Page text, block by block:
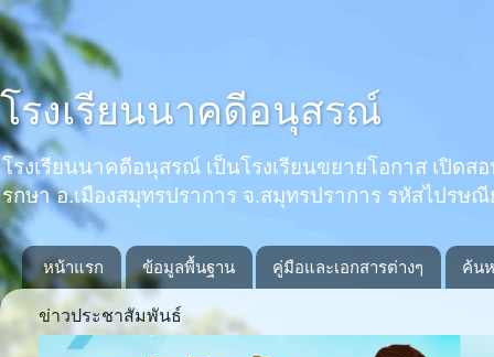
โรงเรียนนาคดีอนุสรณ์
โรงเรียนนาคดีอนุสรณ์ เป็นโรงเรียนขยายโอกาส เปิ
รกษา อ.เมืองสมุทรปราการ จ.สมุทรปราการ รหัสไปรษ
หน้าแรก ข้อมูลพื้นฐาน คู่มือและเอกสารต่างๆ ค้น
ข่าวประชาสัมพันธ์